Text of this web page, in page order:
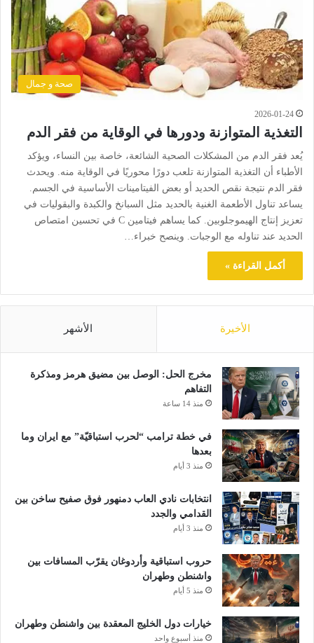
صحة و جمال
2026-01-24
التغذية المتوازنة ودورها في الوقاية من فقر الدم
يُعد فقر الدم من المشكلات الصحية الشائعة، خاصة بين النساء، ويؤكد
الأطباء أن التغذية المتوازنة تلعب دورًا محوريًا في الوقاية منه. ويحدث
فقر الدم نتيجة نقص الحديد أو بعض الفيتامينات الأساسية في الجسم.
يساعد تناول الأطعمة الغنية بالحديد مثل السبانخ والكبدة والبقوليات في
تعزيز إنتاج الهيموجلوبين. كما يساهم فيتامين C في تحسين امتصاص
الحديد عند تناوله مع الوجبات. وينصح خبراء…
أكمل القراءة »
الأخيرة الأشهر
مخرج الحل: الوصل بين مضيق هرمز ومذكرة
التفاهم
منذ 14 ساعة
في خطة ترامب “لحرب استباقيّة” مع ايران وما
بعدها
منذ 3 أيام
انتخابات نادي العاب دمنهور فوق صفيح ساخن بين
القدامي والجدد
منذ 3 أيام
حروب استباقية وأردوغان يقرّب المسافات بين
واشنطن وطهران
منذ 5 أيام
خيارات دول الخليج المعقدة بين واشنطن وطهران
منذ أسبوع واحد